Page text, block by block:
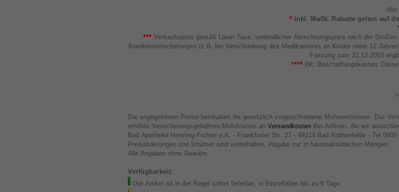
Alle
* inkl. MwSt. Rabatte gelten auf
*** Verkaufspreis gemäß Lauer-Taxe; verbindlicher Abrechnungspreis nach der
Krankenversicherungen (z.B. bei Verschreibung des Medikaments an Kinder unter 12
Fassung zum 31.12.2003
**** BK: Beschaffungskosten.
Die angegebenen Preise beinhalten die gesetzlich vorgeschriebene Mehrwertsteuer. Der
erhöhte Versicherungsgebühren Mehrkosten an Versandkosten Bei Artikeln, die wir
Bad Apotheke Henning Fichter e.K. - Frankfurter Str. 27 - 49214 Bad Rothenfelde - Tel
Preisänderungen und Irrtümer sind vorbehalten. Abgabe nur in haushaltsüblichen Mengen.
Alle Angaben ohne Gewähr.
Verfügbarkeit:
Der Artikel ist in der Regel sofort lieferbar, in Einzelfällen bis zu 6 Tage.